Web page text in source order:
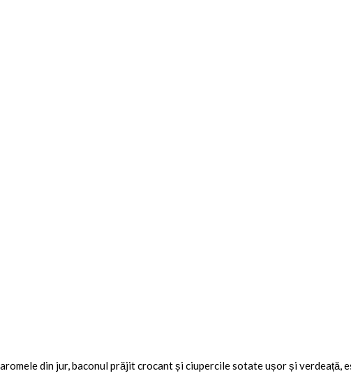
din jur, baconul prăjit crocant și ciupercile sotate ușor și verdeață,